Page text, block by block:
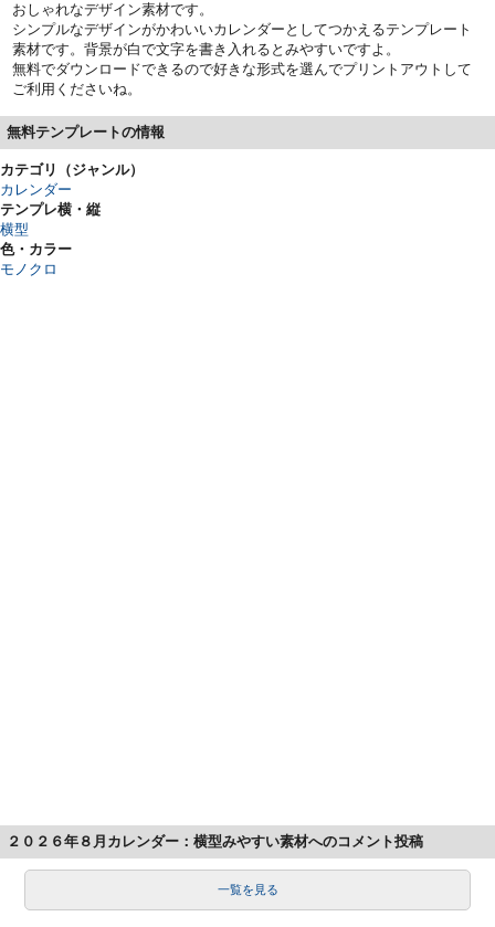
おしゃれなデザイン素材です。
シンプルなデザインがかわいいカレンダーとしてつかえるテンプレート
素材です。背景が白で文字を書き入れるとみやすいですよ。
無料でダウンロードできるので好きな形式を選んでプリントアウトして
ご利用くださいね。
無料テンプレートの情報
カテゴリ（ジャンル）
カレンダー
テンプレ横・縦
横型
色・カラー
モノクロ
２０２６年８月カレンダー：横型みやすい素材へのコメント投稿
一覧を見る